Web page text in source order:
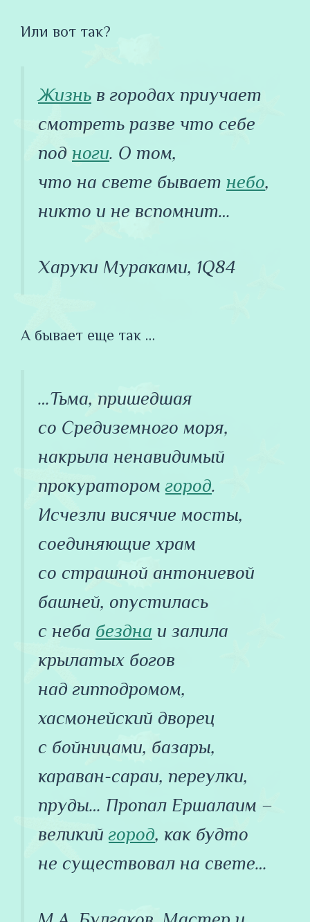
Или вот так?
Жизнь в городах приучает
смотреть разве что себе
под ноги. О том,
что на свете бывает небо,
никто и не вспомнит…
Харуки Мураками, 1Q84
А бывает еще так …
…Тьма, пришедшая
со Средиземного моря,
накрыла ненавидимый
прокураторомгород.
Исчезли висячие мосты,
соединяющие храм
со страшной антониевой
башней, опустилась
с неба бездна и залила
крылатых богов
над гипподромом,
хасмонейский дворец
с бойницами, базары,
караван-сараи, переулки,
пруды… Пропал Ершалаим –
великийгород, как будто
не существовал на свете…